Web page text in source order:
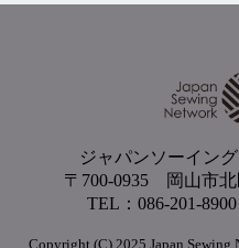
ジャパンソーイン
〒700-0935 岡山市
TEL：086-201-
Copyright (C) 2025 Japan Sewing